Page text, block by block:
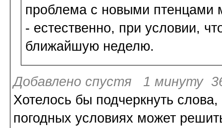
проблема с новыми птенцами
- естественно, при условии,
ближайшую неделю.
Добавлено спустя 1 минуту
Хотелось бы подчеркнуть
погодных условиях может